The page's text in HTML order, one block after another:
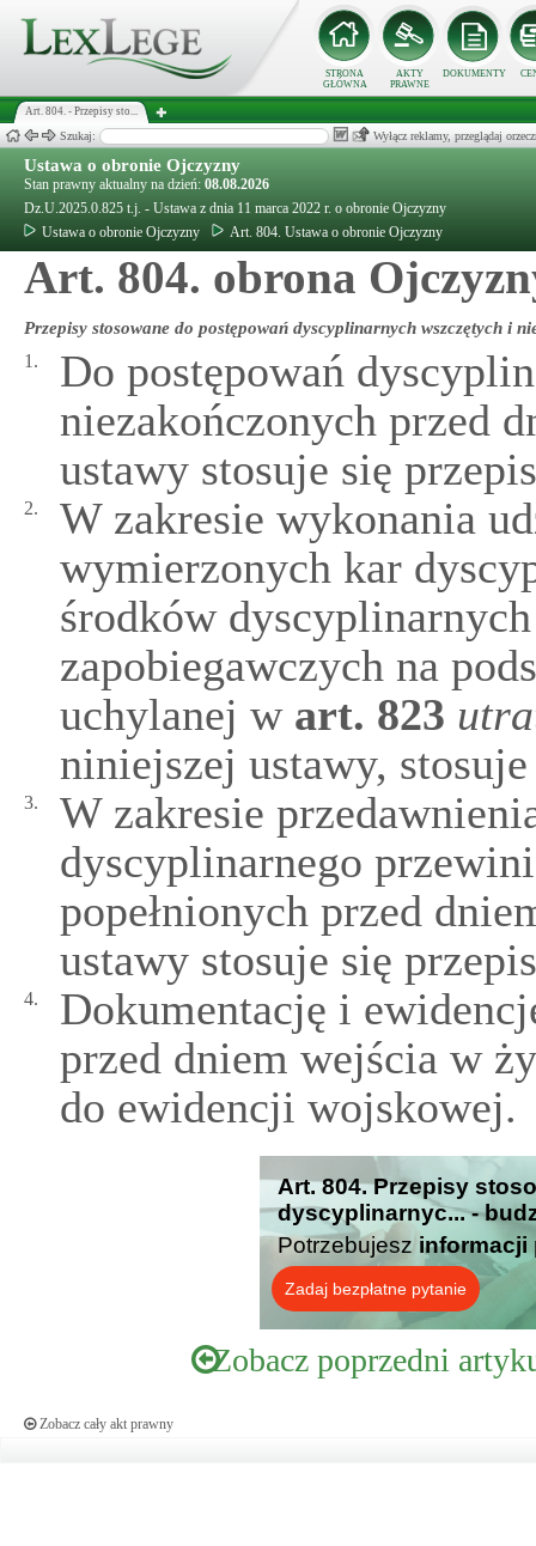
STRONA
GŁÓWNA
AKTY
PRAWNE
DOKUMENTY
Art. 804. - Przepisy sto...
Szukaj: Wyłącz reklamy, przeglądaj
Ustawa o obronie Ojczyzny
Stan prawny aktualny na dzień: 08.08.2026
Dz.U.2025.0.825 t.j. - Ustawa z dnia 11 marca 2022 r. o obronie Ojczyzny
Ustawa o obronie Ojczyzny
Art. 804. Ustawa o obronie Ojczyzny
Art. 804. obrona
Przepisy stosowane do postępowań dyscyplinarnych wszczętych i
1.
Do postępowań
niezakończonych przed
ustawy stosuje się
2.
W zakresie wykonania
wymierzonych kar
środków
zapobiegawczych na
uchylanej wart. 823
niniejszej ustawy,
3.
W zakresie
dyscyplinarnego
popełnionych przed
ustawy stosuje się
4.
Dokumentację i
przed dniem wejścia w
do ewidencji wojskowej.
Art. 804. Przepisy
dyscyplinarnyc... -
Potrzebujesz informacji
Zadaj bezpłatne pytanie
Zobacz poprzedni
Zobacz cały akt prawny